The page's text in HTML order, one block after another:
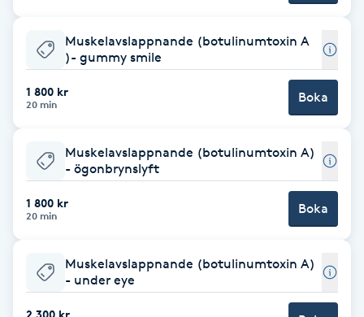
Damklippning
Dermapen
Diamantslipning
Enzympeeling
Extensions
Extensions borttagning
Eyeliner-tatuering
Muskelavslappnande (botulinumtoxin A
)- gummy smile
1 800 kr
20 min Boka
Muskelavslappnande (botulinumtoxin A)
- ögonbrynslyft
1 800 kr
20 min Boka
Muskelavslappnande (botulinumtoxin A)
- under eye
2 300 kr